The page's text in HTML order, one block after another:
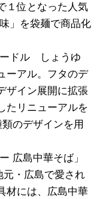
１位となった人気
」を袋麺で商品化
ードル しょうゆ
ーアル。フタのデ
ザイン展開に拡張
たリニューアルを
のデザインを用
広島中華そば」
元・広島で愛され
材には、広島中華